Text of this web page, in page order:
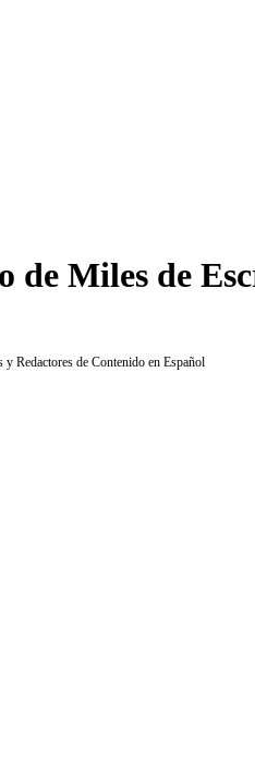
de Miles de
Redactores de Contenido en Español